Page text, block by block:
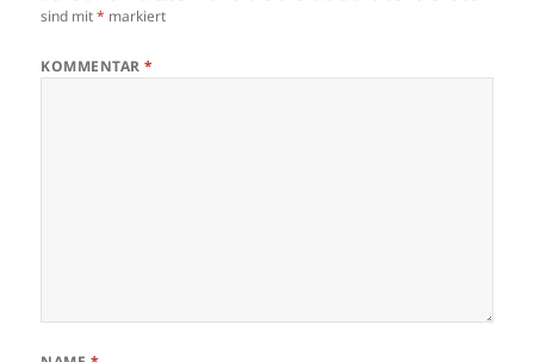
sind mit* markiert
KOMMENTAR*